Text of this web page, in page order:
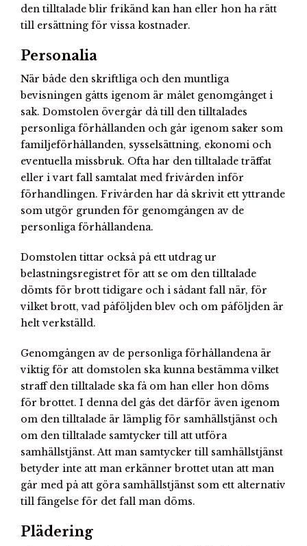
den tilltalade blir frikänd kan han eller hon ha rätt
till ersättning för vissa kostnader.
Personalia
När både den skriftliga och den muntliga
bevisningen gåtts igenom är målet genomgånget i
sak. Domstolen övergår då till den tilltalades
personliga förhållanden och går igenom saker som
familjeförhållanden, sysselsättning, ekonomi och
eventuella missbruk. Ofta har den tilltalade träffat
eller i vart fall samtalat med frivården inför
förhandlingen. Frivården har då skrivit ett yttrande
som utgör grunden för genomgången av de
personliga förhållandena.
Domstolen tittar också på ett utdrag ur
belastningsregistret för att se om den tilltalade
dömts för brott tidigare och i sådant fall när, för
vilket brott, vad påföljden blev och om påföljden är
helt verkställd.
Genomgången av de personliga förhållandena är
viktig för att domstolen ska kunna bestämma vilket
straff den tilltalade ska få om han eller hon döms
för brottet. I denna del gås det därför även igenom
om den tilltalade är lämplig för samhällstjänst och
om den tilltalade samtycker till att utföra
samhällstjänst. Att man samtycker till samhällstjänst
betyder inte att man erkänner brottet utan att man
går med på att göra samhällstjänst som ett alternativ
till fängelse för det fall man döms.
Plädering